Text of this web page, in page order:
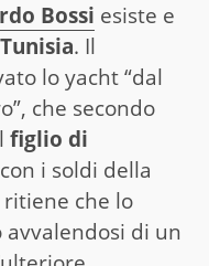
Bossi esiste e
Tunisia. Il
lo yacht “dal
che secondo
figlio di
i soldi della
ritiene che lo
avvalendosi di un